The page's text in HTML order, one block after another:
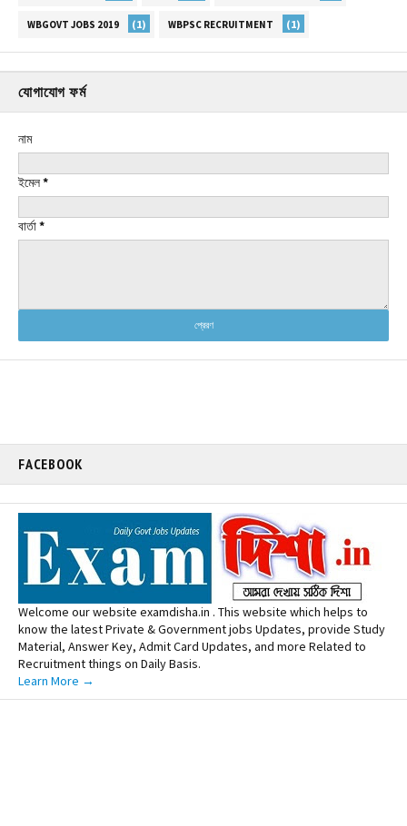
WBGOVT JOBS 2019 (1) WBPSC RECRUITMENT (1)
যোগাযোগ ফর্ম
নাম
ইমেল*
বার্তা*
FACEBOOK
Welcome our website examdisha.in . This website which helps to
know the latest Private & Government jobs Updates, provide Study
Material, Answer Key, Admit Card Updates, and more Related to
Recruitment things on Daily Basis.
Learn More →